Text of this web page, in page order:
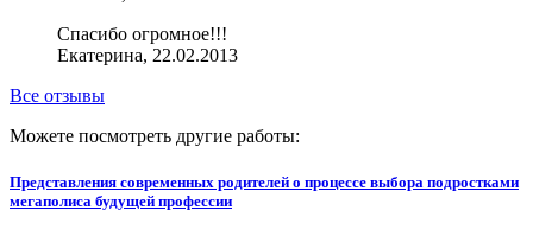
Спасибо огромное!!!
Екатерина, 22.02.2013
Все отзывы
Можете посмотреть другие работы:
Представления современных родителей о процессе выбора подростками
мегаполиса будущей профессии